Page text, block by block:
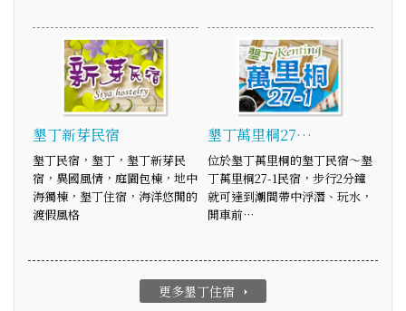
墾丁新芽民宿
墾丁民宿，墾丁，墾丁新芽民
宿，異國風情，庭園包棟，地中
海獨棟，墾丁住宿，海洋悠閒的
渡假風格
墾丁萬里桐27…
位於墾丁萬里桐的墾丁民宿～墾
丁萬里桐27-1民宿，步行2分鐘
就可達到潮間帶中浮潛、玩水，
開車前…
更多墾丁住宿 arrow_right